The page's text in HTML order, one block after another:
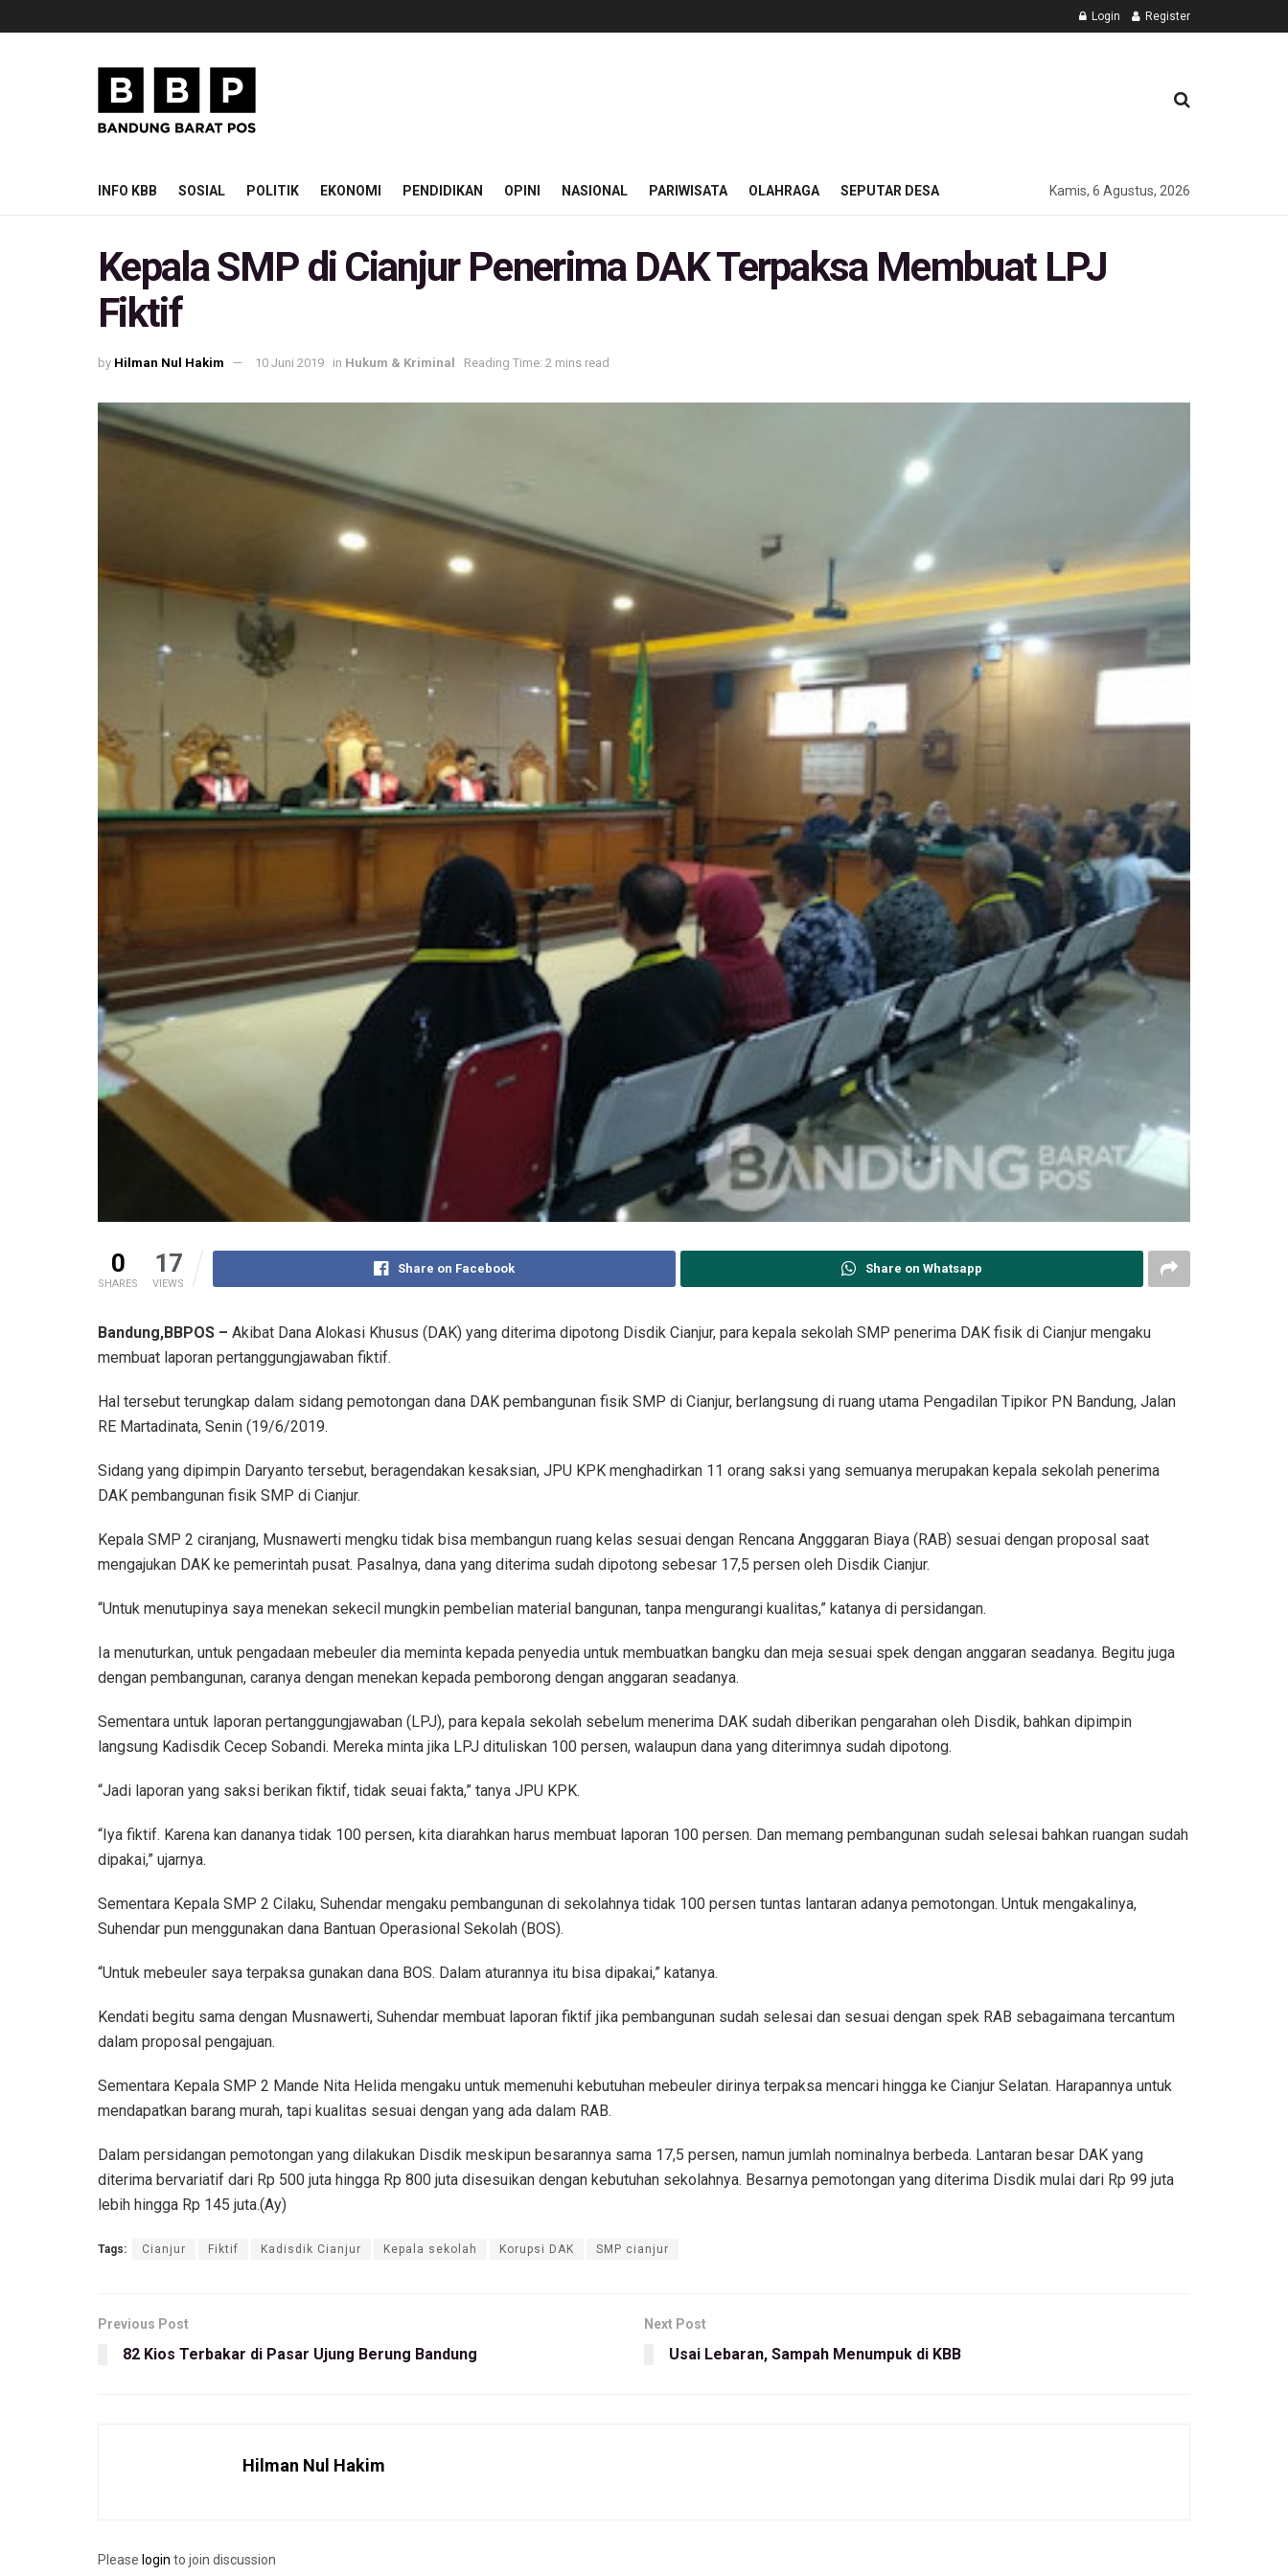
Login Register
INFO KBB SOSIAL POLITIK EKONOMI PENDIDIKAN OPINI NASIONAL PARIWISATA OLAHRAGA SEPUTAR DESA Kamis, 6 Agustus, 2026
Kepala SMP di Cianjur Penerima DAK Terpaksa Membuat LPJ
Fiktif
by Hilman Nul Hakim 10 Juni 2019 in Hukum & Kriminal Reading Time: 2 mins read
0
SHARES
17
VIEWS
Share on Facebook Share on Whatsapp
Bandung,BBPOS – Akibat Dana Alokasi Khusus (DAK) yang diterima dipotong Disdik Cianjur, para kepala sekolah SMP penerima DAK fisik di Cianjur mengaku
membuat laporan pertanggungjawaban fiktif.
Hal tersebut terungkap dalam sidang pemotongan dana DAK pembangunan fisik SMP di Cianjur, berlangsung di ruang utama Pengadilan Tipikor PN Bandung, Jalan
RE Martadinata, Senin (19/6/2019.
Sidang yang dipimpin Daryanto tersebut, beragendakan kesaksian, JPU KPK menghadirkan 11 orang saksi yang semuanya merupakan kepala sekolah penerima
DAK pembangunan fisik SMP di Cianjur.
Kepala SMP 2 ciranjang, Musnawerti mengku tidak bisa membangun ruang kelas sesuai dengan Rencana Angggaran Biaya (RAB) sesuai dengan proposal saat
mengajukan DAK ke pemerintah pusat. Pasalnya, dana yang diterima sudah dipotong sebesar 17,5 persen oleh Disdik Cianjur.
“Untuk menutupinya saya menekan sekecil mungkin pembelian material bangunan, tanpa mengurangi kualitas,” katanya di persidangan.
Ia menuturkan, untuk pengadaan mebeuler dia meminta kepada penyedia untuk membuatkan bangku dan meja sesuai spek dengan anggaran seadanya. Begitu juga
dengan pembangunan, caranya dengan menekan kepada pemborong dengan anggaran seadanya.
Sementara untuk laporan pertanggungjawaban (LPJ), para kepala sekolah sebelum menerima DAK sudah diberikan pengarahan oleh Disdik, bahkan dipimpin
langsung Kadisdik Cecep Sobandi. Mereka minta jika LPJ dituliskan 100 persen, walaupun dana yang diterimnya sudah dipotong.
“Jadi laporan yang saksi berikan fiktif, tidak seuai fakta,” tanya JPU KPK.
“Iya fiktif. Karena kan dananya tidak 100 persen, kita diarahkan harus membuat laporan 100 persen. Dan memang pembangunan sudah selesai bahkan ruangan sudah
dipakai,” ujarnya.
Sementara Kepala SMP 2 Cilaku, Suhendar mengaku pembangunan di sekolahnya tidak 100 persen tuntas lantaran adanya pemotongan. Untuk mengakalinya,
Suhendar pun menggunakan dana Bantuan Operasional Sekolah (BOS).
“Untuk mebeuler saya terpaksa gunakan dana BOS. Dalam aturannya itu bisa dipakai,” katanya.
Kendati begitu sama dengan Musnawerti, Suhendar membuat laporan fiktif jika pembangunan sudah selesai dan sesuai dengan spek RAB sebagaimana tercantum
dalam proposal pengajuan.
Sementara Kepala SMP 2 Mande Nita Helida mengaku untuk memenuhi kebutuhan mebeuler dirinya terpaksa mencari hingga ke Cianjur Selatan. Harapannya untuk
mendapatkan barang murah, tapi kualitas sesuai dengan yang ada dalam RAB.
Dalam persidangan pemotongan yang dilakukan Disdik meskipun besarannya sama 17,5 persen, namun jumlah nominalnya berbeda. Lantaran besar DAK yang
diterima bervariatif dari Rp 500 juta hingga Rp 800 juta disesuikan dengan kebutuhan sekolahnya. Besarnya pemotongan yang diterima Disdik mulai dari Rp 99 juta
lebih hingga Rp 145 juta.(Ay)
Tags: Cianjur Fiktif Kadisdik Cianjur Kepala sekolah Korupsi DAK SMP cianjur
Previous Post
82 Kios Terbakar di Pasar Ujung Berung Bandung
Next Post
Usai Lebaran, Sampah Menumpuk di KBB
Hilman Nul Hakim
Please login to join discussion